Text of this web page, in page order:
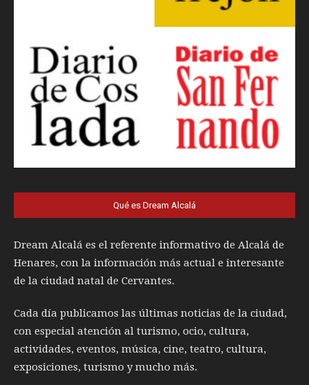
Qué es Dream Alcalá
Dream Alcalá es el referente informativo de Alcalá de
Henares, con la información más actual e interesante
de la ciudad natal de Cervantes.
Cada día publicamos las últimas noticias de la ciudad,
con especial atención al turismo, ocio, cultura,
actividades, eventos, música, cine, teatro, cultura,
exposiciones, turismo y mucho más.